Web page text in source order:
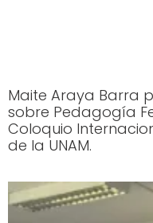
Maite Araya Barra
sobre Pedagogía
Coloquio
de la UNAM.